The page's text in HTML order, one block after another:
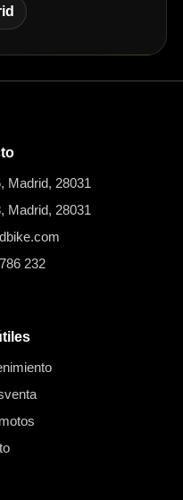
Madrid, 28031
Madrid, 28031
232